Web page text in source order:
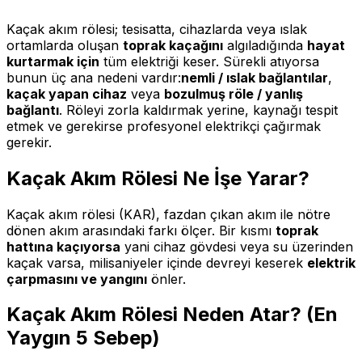
Kaçak akım rölesi; tesisatta, cihazlarda veya ıslak
ortamlarda oluşan toprak kaçağını algıladığında hayat
kurtarmak için tüm elektriği keser. Sürekli atıyorsa
bunun üç ana nedeni vardır:nemli / ıslak bağlantılar,
kaçak yapan cihaz veya bozulmuş röle / yanlış
bağlantı. Röleyi zorla kaldırmak yerine, kaynağı tespit
etmek ve gerekirse profesyonel elektrikçi çağırmak
gerekir.
Kaçak Akım Rölesi Ne İşe Yarar?
Kaçak akım rölesi (KAR), fazdan çıkan akım ile nötre
dönen akım arasındaki farkı ölçer. Bir kısmı toprak
hattına kaçıyorsa yani cihaz gövdesi veya su üzerinden
kaçak varsa, milisaniyeler içinde devreyi keserek elektrik
çarpmasını ve yangını önler.
Kaçak Akım Rölesi Neden Atar? (En
Yaygın 5 Sebep)